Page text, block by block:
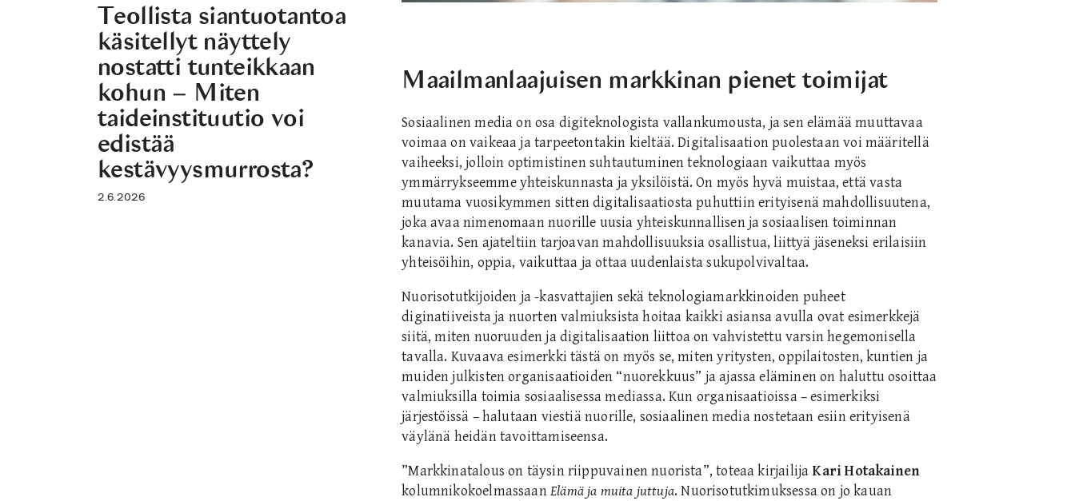
Teollista siantuotantoa
käsitellyt näyttely
nostatti tunteikkaan
kohun – Miten
taideinstituutio voi
edistää
kestävyysmurrosta?
2.6.2026
Maailmanlaajuisen markkinan pienet toimijat
Sosiaalinen media on osa digiteknologista vallankumousta, ja sen elämää muuttavaa
voimaa on vaikeaa ja tarpeetontakin kieltää. Digitalisaation puolestaan voi määritellä
vaiheeksi, jolloin optimistinen suhtautuminen teknologiaan vaikuttaa myös
ymmärrykseemme yhteiskunnasta ja yksilöistä. On myös hyvä muistaa, että vasta
muutama vuosikymmen sitten digitalisaatiosta puhuttiin erityisenä mahdollisuutena,
joka avaa nimenomaan nuorille uusia yhteiskunnallisen ja sosiaalisen toiminnan
kanavia. Sen ajateltiin tarjoavan mahdollisuuksia osallistua, liittyä jäseneksi erilaisiin
yhteisöihin, oppia, vaikuttaa ja ottaa uudenlaista sukupolvivaltaa.
Nuorisotutkijoiden ja -kasvattajien sekä teknologiamarkkinoiden puheet
diginatiiveista ja nuorten valmiuksista hoitaa kaikki asiansa avulla ovat esimerkkejä
siitä, miten nuoruuden ja digitalisaation liittoa on vahvistettu varsin hegemonisella
tavalla. Kuvaava esimerkki tästä on myös se, miten yritysten, oppilaitosten, kuntien ja
muiden julkisten organisaatioiden “nuorekkuus” ja ajassa eläminen on haluttu osoittaa
valmiuksilla toimia sosiaalisessa mediassa. Kun organisaatioissa – esimerkiksi
järjestöissä – halutaan viestiä nuorille, sosiaalinen media nostetaan esiin erityisenä
väylänä heidän tavoittamiseensa.
”Markkinatalous on täysin riippuvainen nuorista”, toteaa kirjailijaKari Hotakainen
kolumnikokoelmassaanElämä ja muita juttuja. Nuorisotutkimuksessa on jo kauan